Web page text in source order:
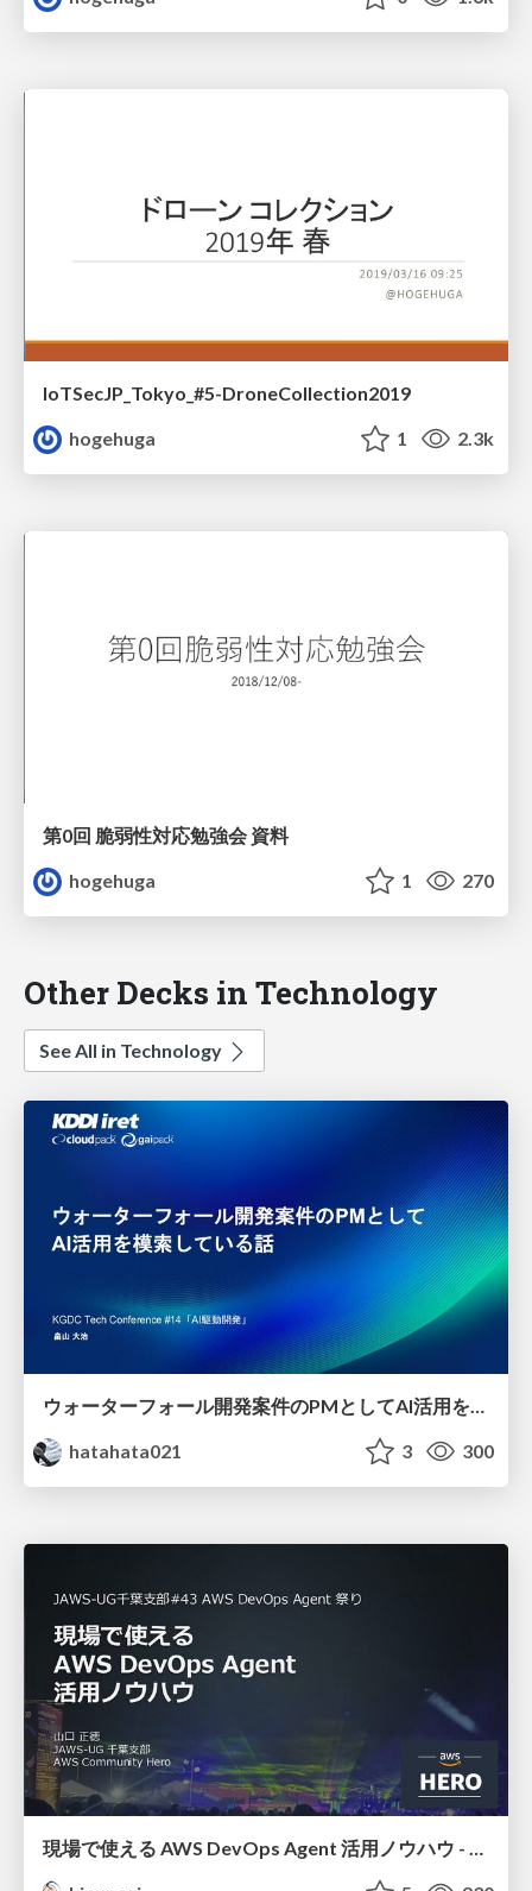
IoTSecJP_Tokyo_#5-DroneCollection2019
hogehuga
1 2.3k
第0回 脆弱性対応勉強会 資料
hogehuga
1 270
Other Decks in Technology
See All in Technology
hatahata021
3 300
現場で使える AWS DevOps Agent 活用ノウハウ - Release Management 機能の検証結果を添えて / AWS DevOps Agent Release Management and Know-How